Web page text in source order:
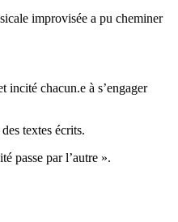
improvisée a pu cheminer
incité chacun.e à s’engager
textes écrits.
passe par l’autre ».